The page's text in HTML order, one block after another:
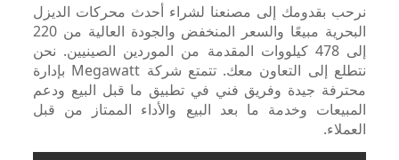
نرحب بقدومك إلى مصنعنا لشراء أحدث محركات الديزل
البحرية مبيعًا والسعر المنخفض والجودة العالية من 220
إلى 478 كيلووات المقدمة من الموردين الصينيين. نحن
نتطلع إلى التعاون معك. تتمتع شركة Megawatt بإدارة
محترفة جيدة وفريق فني في تطبيق ما قبل البيع ودعم
المبيعات وخدمة ما بعد البيع والأداء الممتاز من قبل
العملاء.